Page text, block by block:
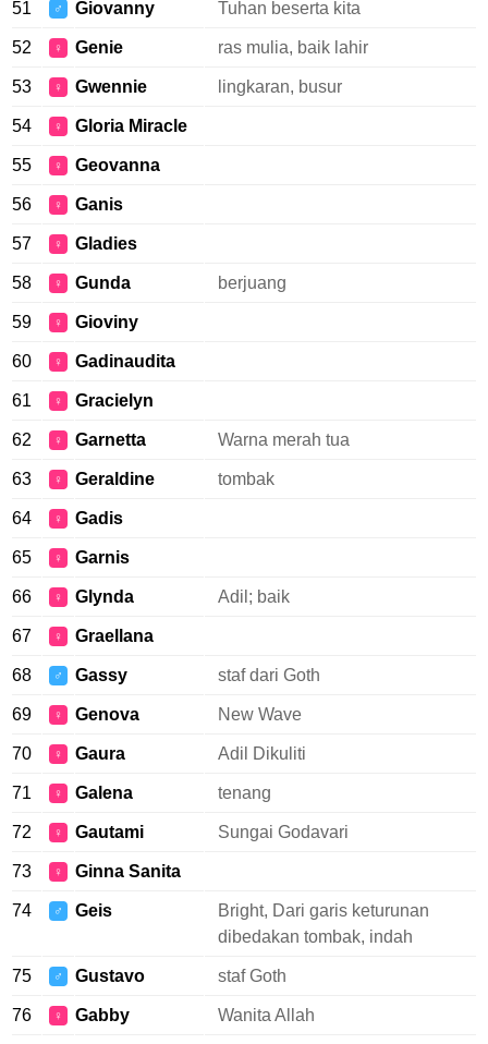
51 ♂ Giovanny Tuhan beserta kita
52 ♀ Genie ras mulia, baik lahir
53 ♀ Gwennie lingkaran, busur
54 ♀ Gloria Miracle
55 ♀ Geovanna
56 ♀ Ganis
57 ♀ Gladies
58 ♀ Gunda berjuang
59 ♀ Gioviny
60 ♀ Gadinaudita
61 ♀ Gracielyn
62 ♀ Garnetta Warna merah tua
63 ♀ Geraldine tombak
64 ♀ Gadis
65 ♀ Garnis
66 ♀ Glynda Adil; baik
67 ♀ Graellana
68 ♂ Gassy staf dari Goth
69 ♀ Genova New Wave
70 ♀ Gaura Adil Dikuliti
71 ♀ Galena tenang
72 ♀ Gautami Sungai Godavari
73 ♀ Ginna Sanita
74 ♂ Geis
Bright, Dari garis keturunan
dibedakan tombak, indah
75 ♂ Gustavo staf Goth
76 ♀ Gabby Wanita Allah